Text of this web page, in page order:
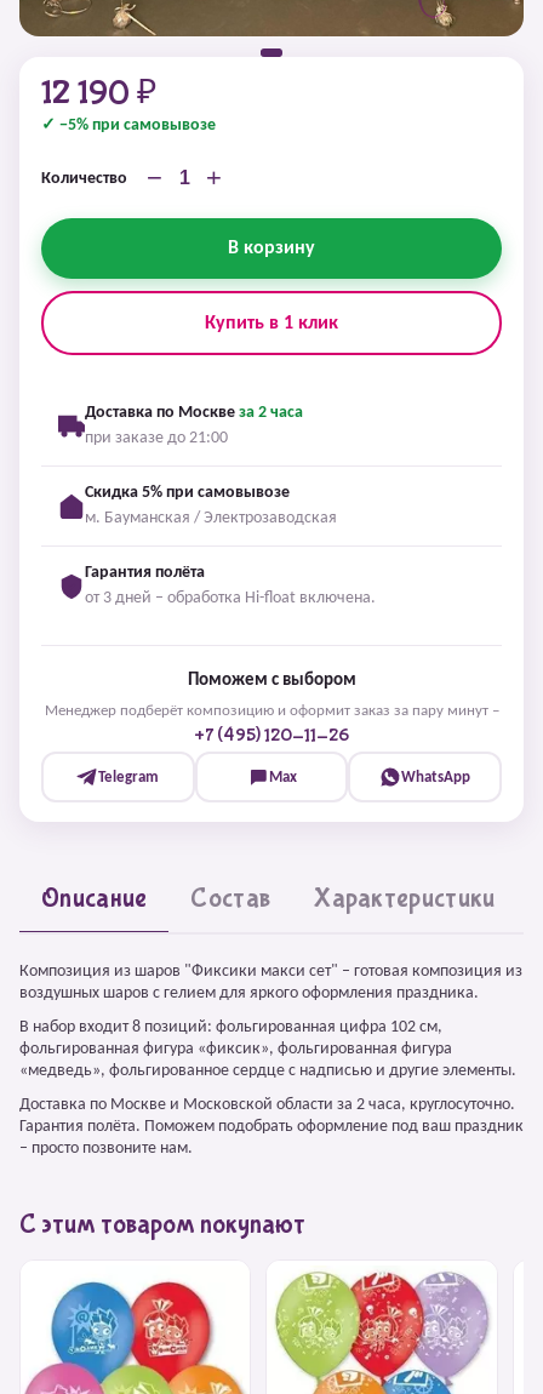
12 190 ₽
✓ −5% при самовывозе
Количество − +
В корзину
Купить в 1 клик
Доставка по Москве за 2 часа
при заказе до 21:00
Скидка 5% при самовывозе
м. Бауманская / Электрозаводская
Гарантия полёта
от 3 дней – обработка Hi-float включена.
Поможем с выбором
Менеджер подберёт композицию и оформит заказ за пару минут –
+7 (495) 120-11-26
Telegram Max WhatsApp
Описание Состав Характеристики
Композиция из шаров "Фиксики макси сет" – готовая композиция из
воздушных шаров с гелием для яркого оформления праздника.
В набор входит 8 позиций: фольгированная цифра 102 см,
фольгированная фигура «фиксик», фольгированная фигура
«медведь», фольгированное сердце с надписью и другие элементы.
Доставка по Москве и Московской области за 2 часа, круглосуточно.
Гарантия полёта. Поможем подобрать оформление под ваш праздник
– просто позвоните нам.
С этим товаром покупают